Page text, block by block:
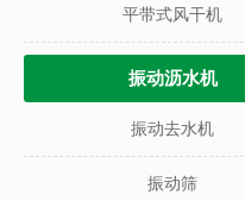
平带式风干机
振动沥水机
振动去水机
振动筛